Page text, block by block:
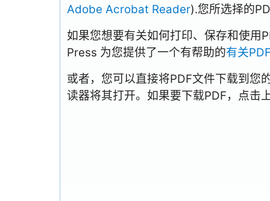
Adobe Acrobat Reader).您所选择的
如果您想要有关如何打印、保存和使用
Press 为您提供了一个有帮助的有关
或者，您可以直接将PDF文件下载到您
读器将其打开。如果要下载PDF，点击